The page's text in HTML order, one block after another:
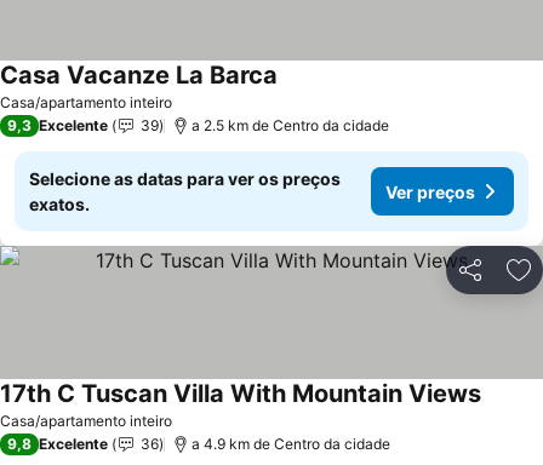
Casa/apartamento inteiro
Casa Vacanze La Barca
9,3 Excelente 39 a 2.5 km de Centro da cidade
Selecione as datas para ver os preços
exatos.
Ver preços
Partilhar
Casa/apartamento inteiro
17th C Tuscan Villa With Mountain Views
9,8 Excelente 36 a 4.9 km de Centro da cidade